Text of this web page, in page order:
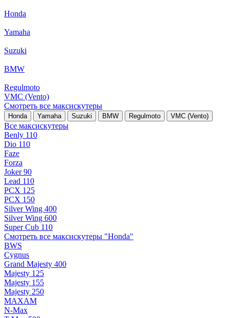
Honda
Yamaha
Suzuki
BMW
Regulmoto
VMC (Vento)
Смотреть все максискутеры
Honda Yamaha Suzuki BMW Regulmoto VMC (Vento)
Все максискутеры
Benly 110
Dio 110
Faze
Forza
Joker 90
Lead 110
PCX 125
PCX 150
Silver Wing 400
Silver Wing 600
Super Cub 110
Смотреть все максискутеры "Honda"
BWS
Cygnus
Grand Majesty 400
Majesty 125
Majesty 155
Majesty 250
MAXAM
N-Max